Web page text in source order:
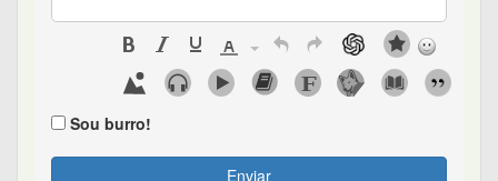
Sou burro!
Enviar